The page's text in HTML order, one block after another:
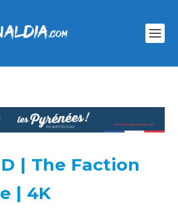
| The Faction
| 4K